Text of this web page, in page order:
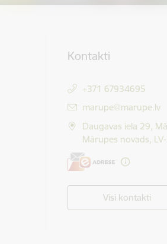
Kontakti
+371 67934695
E-pasts:
marupe@marupe.lv
Daugavas iela 29,
Mārupes novads,
Visi kontakti